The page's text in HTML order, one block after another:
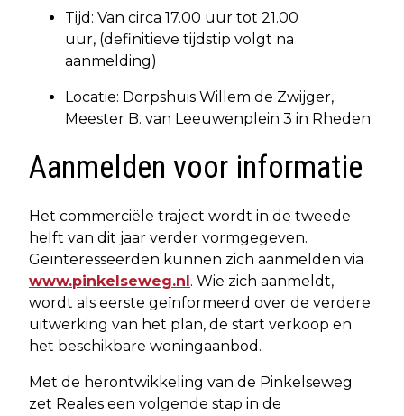
Tijd: Van circa 17.00 uur tot 21.00
uur, (definitieve tijdstip volgt na
aanmelding)
Locatie: Dorpshuis Willem de Zwijger,
Meester B. van Leeuwenplein 3 in Rheden
Aanmelden voor informatie
Het commerciële traject wordt in de tweede
helft van dit jaar verder vormgegeven.
Geïnteresseerden kunnen zich aanmelden via
www.pinkelseweg.nl . Wie zich aanmeldt,
wordt als eerste geïnformeerd over de verdere
uitwerking van het plan, de start verkoop en
het beschikbare woningaanbod.
Met de herontwikkeling van de Pinkelseweg
zet Reales een volgende stap in de